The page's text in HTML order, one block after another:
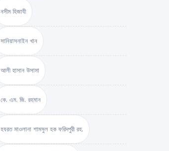
নসীম হিজাযী
সানিয়াসনাইন খান
আলী হাসান উসামা
কে. এম. জি. রহমান
হযরত মাওলানা শামসুল হক ফরিদপুরী রহ.